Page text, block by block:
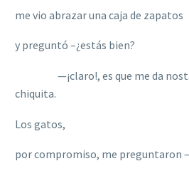
me vio abrazar una caja de zapatos
y preguntó –¿estás bien?
—¡claro!, es que me da
chiquita.
Los gatos,
por compromiso, me preguntaron